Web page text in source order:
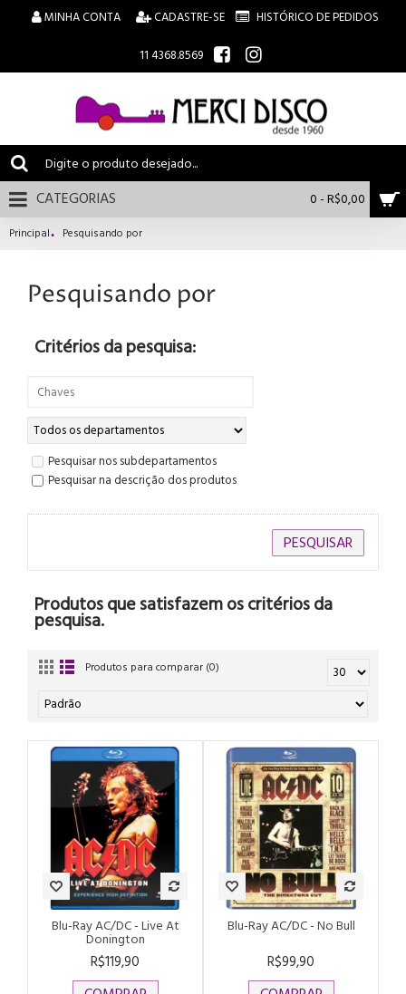
MINHA CONTA CADASTRE-SE
HISTÓRICO DE PEDIDOS
11 4368.8569
0 - R$0,00
CATEGORIAS
Principal Pesquisando por
Pesquisando por
Critérios da pesquisa:
Pesquisar nos subdepartamentos
Pesquisar na descrição dos produtos
Produtos que satisfazem os critérios da
pesquisa.
Produtos para comparar (0)
Blu-Ray AC/DC - Live At
Donington
R$119,90
Blu-Ray AC/DC - No Bull
R$99,90